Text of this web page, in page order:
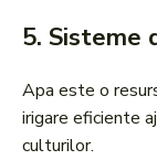
5. Sisteme
Apa este o
irigare eficiente
culturilor.